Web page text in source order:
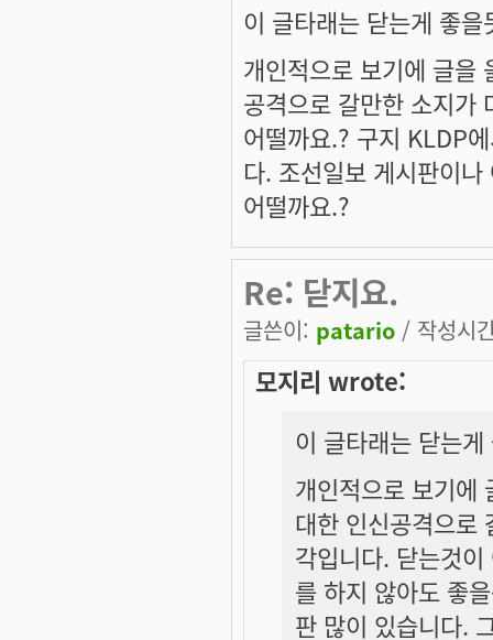
이 글타래는 닫는게 좋을
개인적으로 보기에 글을
공격으로 갈만한 소지가
어떨까요.? 구지 KLDP
다. 조선일보 게시판이
어떨까요.?
Re: 닫지요.
글쓴이: patario / 작성시
모지리 wrote:
이 글타래는 닫는
개인적으로 보기에
대한 인신공격으로
각입니다. 닫는것
를 하지 않아도 좋
판 많이 있습니다.